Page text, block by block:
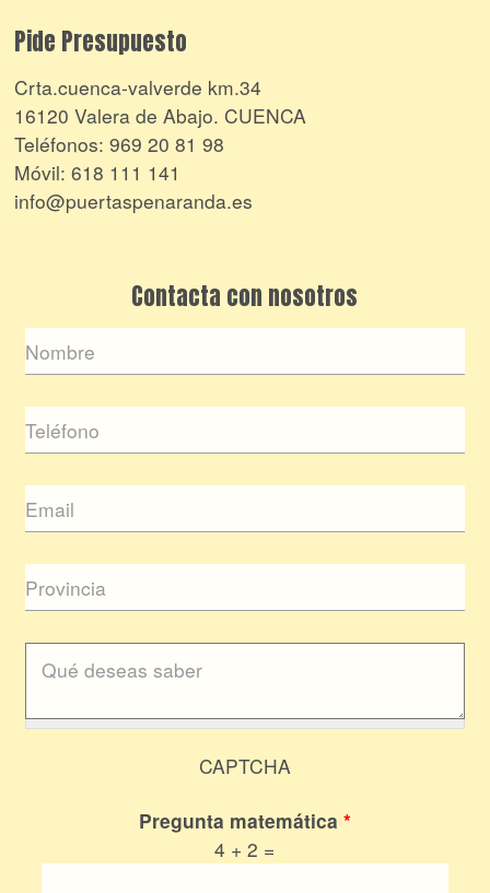
Pide Presupuesto
Crta.cuenca-valverde km.34
16120 Valera de Abajo. CUENCA
Teléfonos: 969 20 81 98
Móvil: 618 111 141
info@puertaspenaranda.es
Contacta con nosotros
CAPTCHA
Pregunta matemática *
4 + 2 =